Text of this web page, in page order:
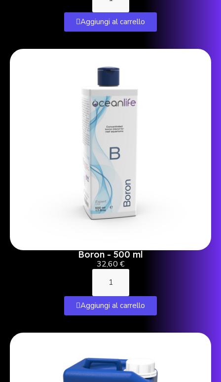
Aggiungi al carrello
Boron - 500 ml
32,60 €
Aggiungi al carrello